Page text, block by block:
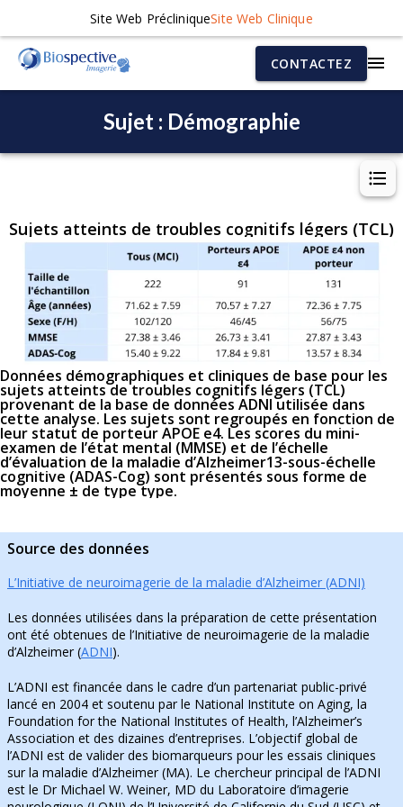
Site Web PrécliniqueSite Web Clinique
CONTACTEZ
Sujet : Démographie
Sujets atteints de troubles cognitifs légers (TCL)
Données démographiques et cliniques de base pour les
sujets atteints de troubles cognitifs légers (TCL)
provenant de la base de données ADNI utilisée dans
cette analyse. Les sujets sont regroupés en fonction de
leur statut de porteur APOE e4. Les scores du mini-
examen de l’état mental (MMSE) et de l’échelle
d’évaluation de la maladie d’Alzheimer13-sous-échelle
cognitive (ADAS-Cog) sont présentés sous forme de
moyenne ± de type type.
Source des données
L’Initiative de neuroimagerie de la maladie d’Alzheimer (ADNI)
Les données utilisées dans la préparation de cette présentation
ont été obtenues de l’Initiative de neuroimagerie de la maladie
d’Alzheimer (ADNI).
L’ADNI est financée dans le cadre d’un partenariat public-privé
lancé en 2004 et soutenu par le National Institute on Aging, la
Foundation for the National Institutes of Health, l’Alzheimer’s
Association et des dizaines d’entreprises. L’objectif global de
l’ADNI est de valider des biomarqueurs pour les essais cliniques
sur la maladie d’Alzheimer (MA). Le chercheur principal de l’ADNI
est le Dr Michael W. Weiner, MD du Laboratoire d’imagerie